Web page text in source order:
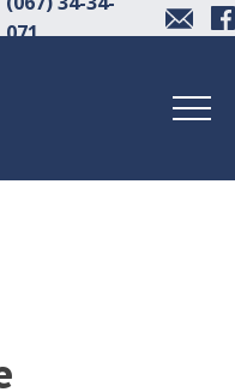
071